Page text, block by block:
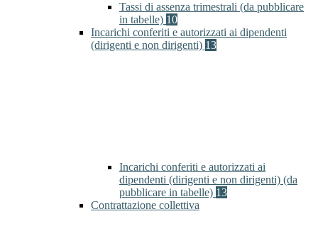
Tassi di assenza trimestrali (da pubblicare
in tabelle) 10
Incarichi conferiti e autorizzati ai dipendenti
(dirigenti e non dirigenti) 13
Incarichi conferiti e autorizzati ai
dipendenti (dirigenti e non dirigenti) (da
pubblicare in tabelle) 13
Contrattazione collettiva